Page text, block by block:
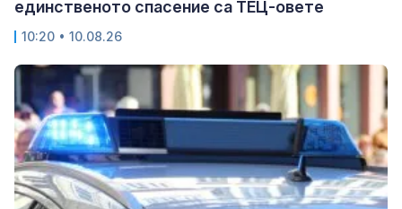
единственото спасение са ТЕЦ-овете
10:20 • 10.08.26